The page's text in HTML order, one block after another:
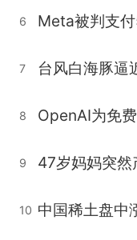
6 Meta被判支
7 台风白海豚逼
8
9
10 中国稀土盘中